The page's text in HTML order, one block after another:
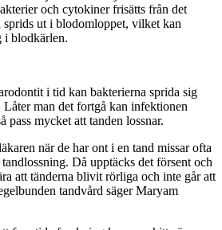
och cytokiner frisätts från det
sprids ut i blodomloppet, vilket kan
i blodkärlen.
i tid kan bakterierna sprida sig
man det fortgå kan infektionen
pass mycket att tanden lossnar.
när de har ont i en tand missar ofta
Då upptäcks det försent och
att tänderna blivit rörliga och inte går att
tandvård säger Maryam